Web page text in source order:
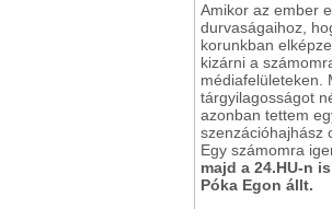
Amikor az ember
durvaságaihoz,
korunkban
kizárni a
médiafelületeken.
tárgyilagosságot
azonban tettem
szenzációhajhász
Egy számomra
majd a 24.HU-n
Póka Egon állt.